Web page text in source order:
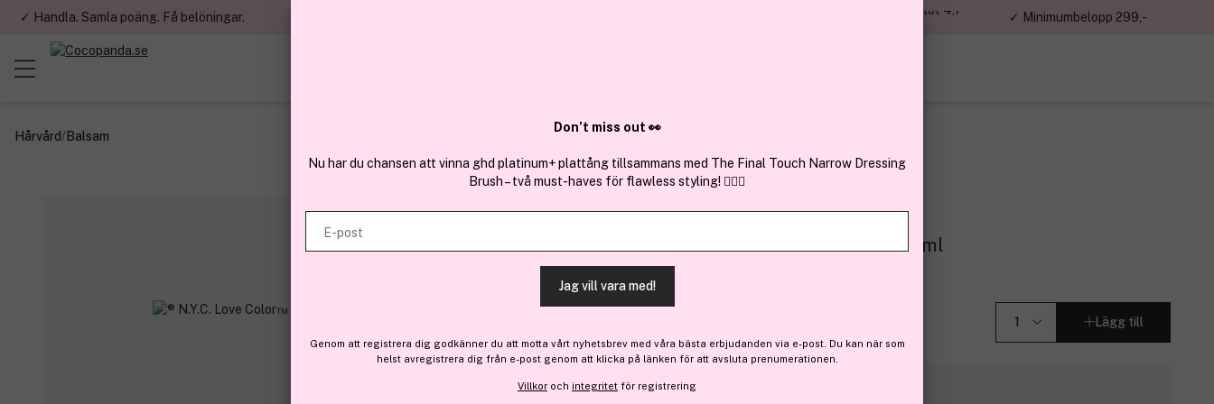
✓ Handla. Samla poäng. Få belöningar.
✓ Över 1,5 miljon kunder – Trustpilot 4,7
✓ Minimumbelopp 299,-
Hårvård/Balsam
Manic Panic
® N.Y.C. Love Color™ Burmese Brown 236ml
-20%
223 kr Lägg till
Finns online
Don’t miss out 👀
Nu har du chansen att vinna ghd platinum+ plattång tillsammans med The Final Touch Narrow Dressing
Brush – två must-haves för flawless styling! 💇‍♀️✨
E-post
Jag vill vara med!
Genom att registrera dig godkänner du att motta vårt nyhetsbrev med våra bästa erbjudanden via e-post. Du kan när som
helst avregistrera dig från e-post genom att klicka på länken för att avsluta prenumerationen.
Villkor och integritet för registrering